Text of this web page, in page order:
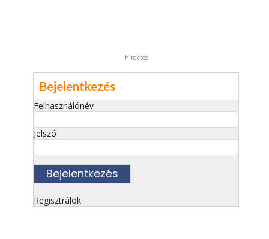
hirdetés
Bejelentkezés
Felhasználónév
Jelszó
Regisztrálok